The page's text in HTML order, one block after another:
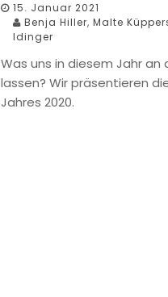
15. Januar 2021
Benja Hiller,Malte
Idinger
Was uns in diesem Jahr an
lassen? Wir präsentieren
Jahres 2020.